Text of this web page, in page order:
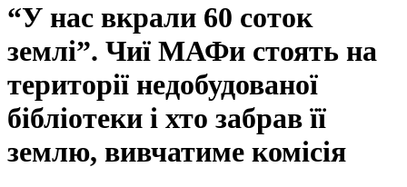
“У нас вкрали 60 соток
землі”. Чиї МАФи стоять на
території недобудованої
бібліотеки і хто забрав її
землю, вивчатиме комісія